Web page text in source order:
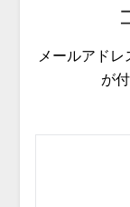
メールアドレ
が